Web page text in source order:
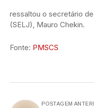
ressaltou o secretário
(SELJ), Mauro Chekin.
Fonte: PMSCS
POSTAGEM